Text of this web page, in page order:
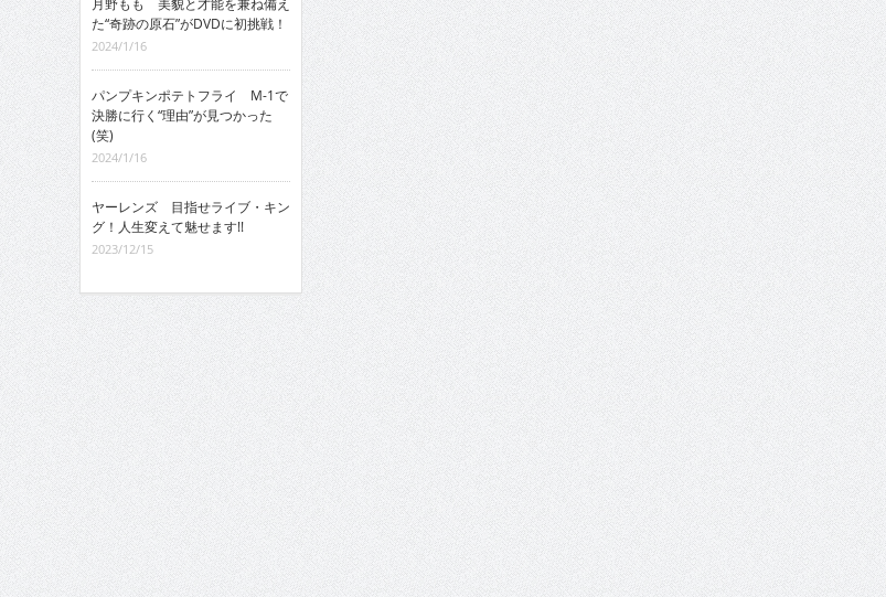
た“奇跡の原石”がDVDに初挑戦！
2024/1/16
パンプキンポテトフライ M-1で
決勝に行く“理由”が見つかった
(笑)
2024/1/16
ヤーレンズ 目指せライブ・キン
グ！人生変えて魅せます!!
2023/12/15